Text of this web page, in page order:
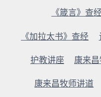
《箴言》查
《加拉太书》查经
护教讲座 康来
康来昌牧师讲道